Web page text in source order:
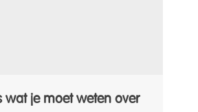
wat je moet weten over